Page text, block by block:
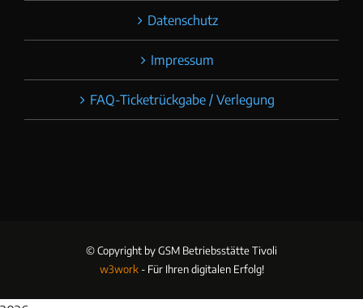
Datenschutz
Impressum
FAQ-Ticketrückgabe / Verlegung
© Copyright by GSM Betriebsstätte Tivoli
w3work- Für Ihren digitalen Erfolg!